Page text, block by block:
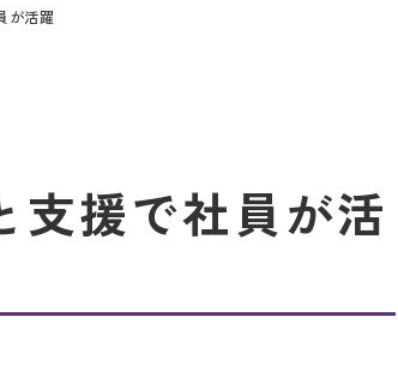
が活躍
支援で社員が活